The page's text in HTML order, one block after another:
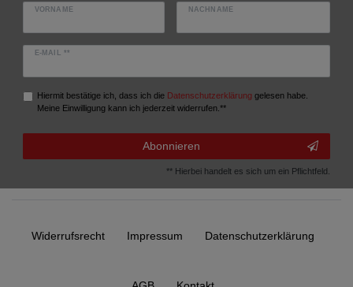
VORNAME NACHNAME
E-MAIL **
Hiermit bestätige ich, dass ich die Daten­schutz­erklärung gelesen habe.
Meine Einwilligung kann ich jederzeit widerrufen.**
Abonnieren
** Hierbei handelt es sich um ein Pflichtfeld.
Widerrufs­recht Impressum Daten­schutz­erklärung